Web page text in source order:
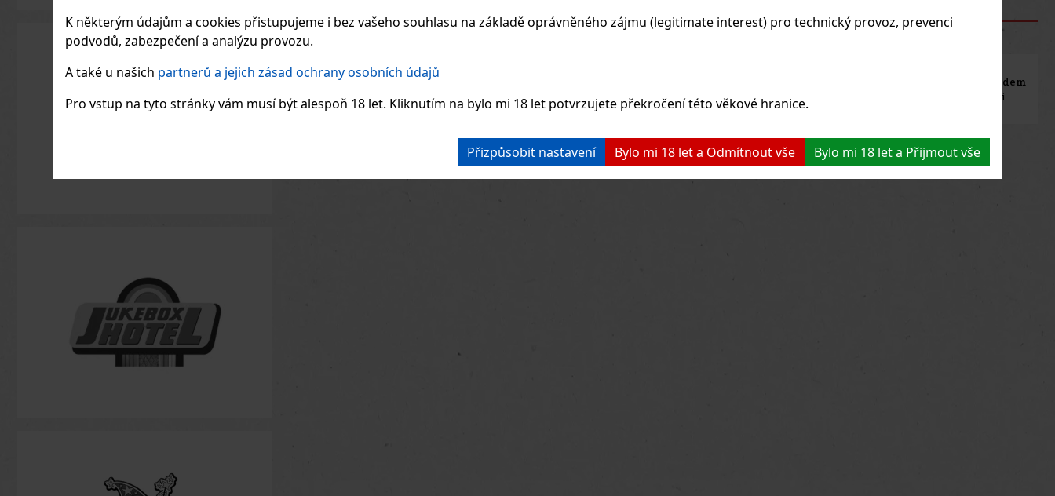
K některým údajům a cookies přistupujeme i bez vašeho souhlasu na základě oprávněného zájmu (legitimate interest) pro technický provoz, prevenci
podvodů, zabezpečení a analýzu provozu.
A také u našich partnerů a jejich zásad ochrany osobních údajů
Pro vstup na tyto stránky vám musí být alespoň 18 let. Kliknutím na bylo mi 18 let potvrzujete překročení této věkové hranice.
Přizpůsobit nastavení Bylo mi 18 let a Odmítnout vše Bylo mi 18 let a Přijmout vše
VÝHODY NAŠEHO E-SHOPU
Excalibur Freeshop s
1994
destilátů
za skvělé ceny
100% zboží skladem
ihned k odeslání